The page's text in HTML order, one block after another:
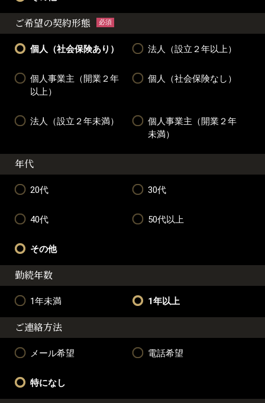
ご希望の契約形態 必須
個人（社会保険あり） 法人（設立２年以上）
個人事業主（開業２年
以上）
個人（社会保険なし）
法人（設立２年未満）
個人事業主（開業２年
未満）
年代
20代 30代
40代 50代以上
その他
勤続年数
1年未満 1年以上
ご連絡方法
メール希望 電話希望
特になし